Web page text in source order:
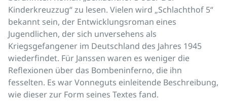
Kinderkreuzzug“ zu lesen. Vielen wird „Schlachthof 5“
bekannt sein, der Entwicklungsroman eines
Jugendlichen, der sich unversehens als
Kriegsgefangener im Deutschland des Jahres 1945
wiederfindet. Für Janssen waren es weniger die
Reflexionen über das Bombeninferno, die ihn
fesselten. Es war Vonneguts einleitende Beschreibung,
wie dieser zur Form seines Textes fand.